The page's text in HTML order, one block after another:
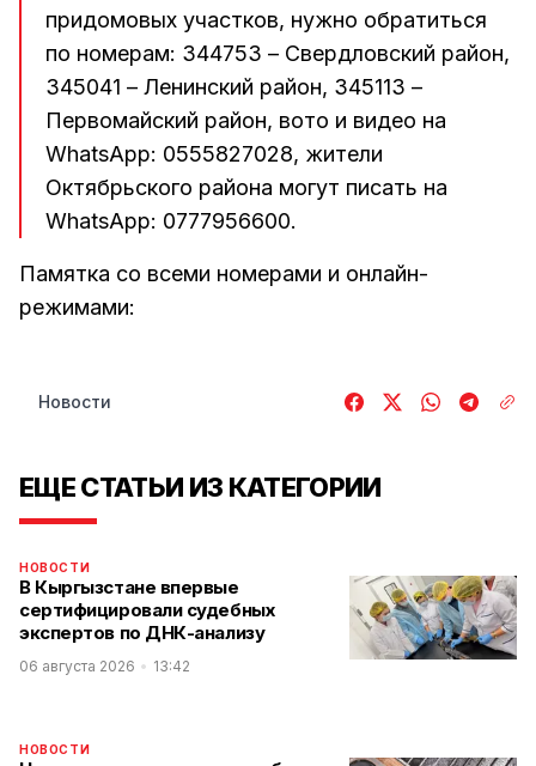
придомовых участков, нужно обратиться
по номерам: 344753 – Свердловский район,
345041 – Ленинский район, 345113 –
Первомайский район, вото и видео на
WhatsApp: 0555827028, жители
Октябрьского района могут писать на
WhatsApp: 0777956600.
Памятка со всеми номерами и онлайн-
режимами:
Новости
ЕЩЕ СТАТЬИ ИЗ КАТЕГОРИИ
НОВОСТИ
В Кыргызстане впервые
сертифицировали судебных
экспертов по ДНК-анализу
06 августа 2026 13:42
НОВОСТИ